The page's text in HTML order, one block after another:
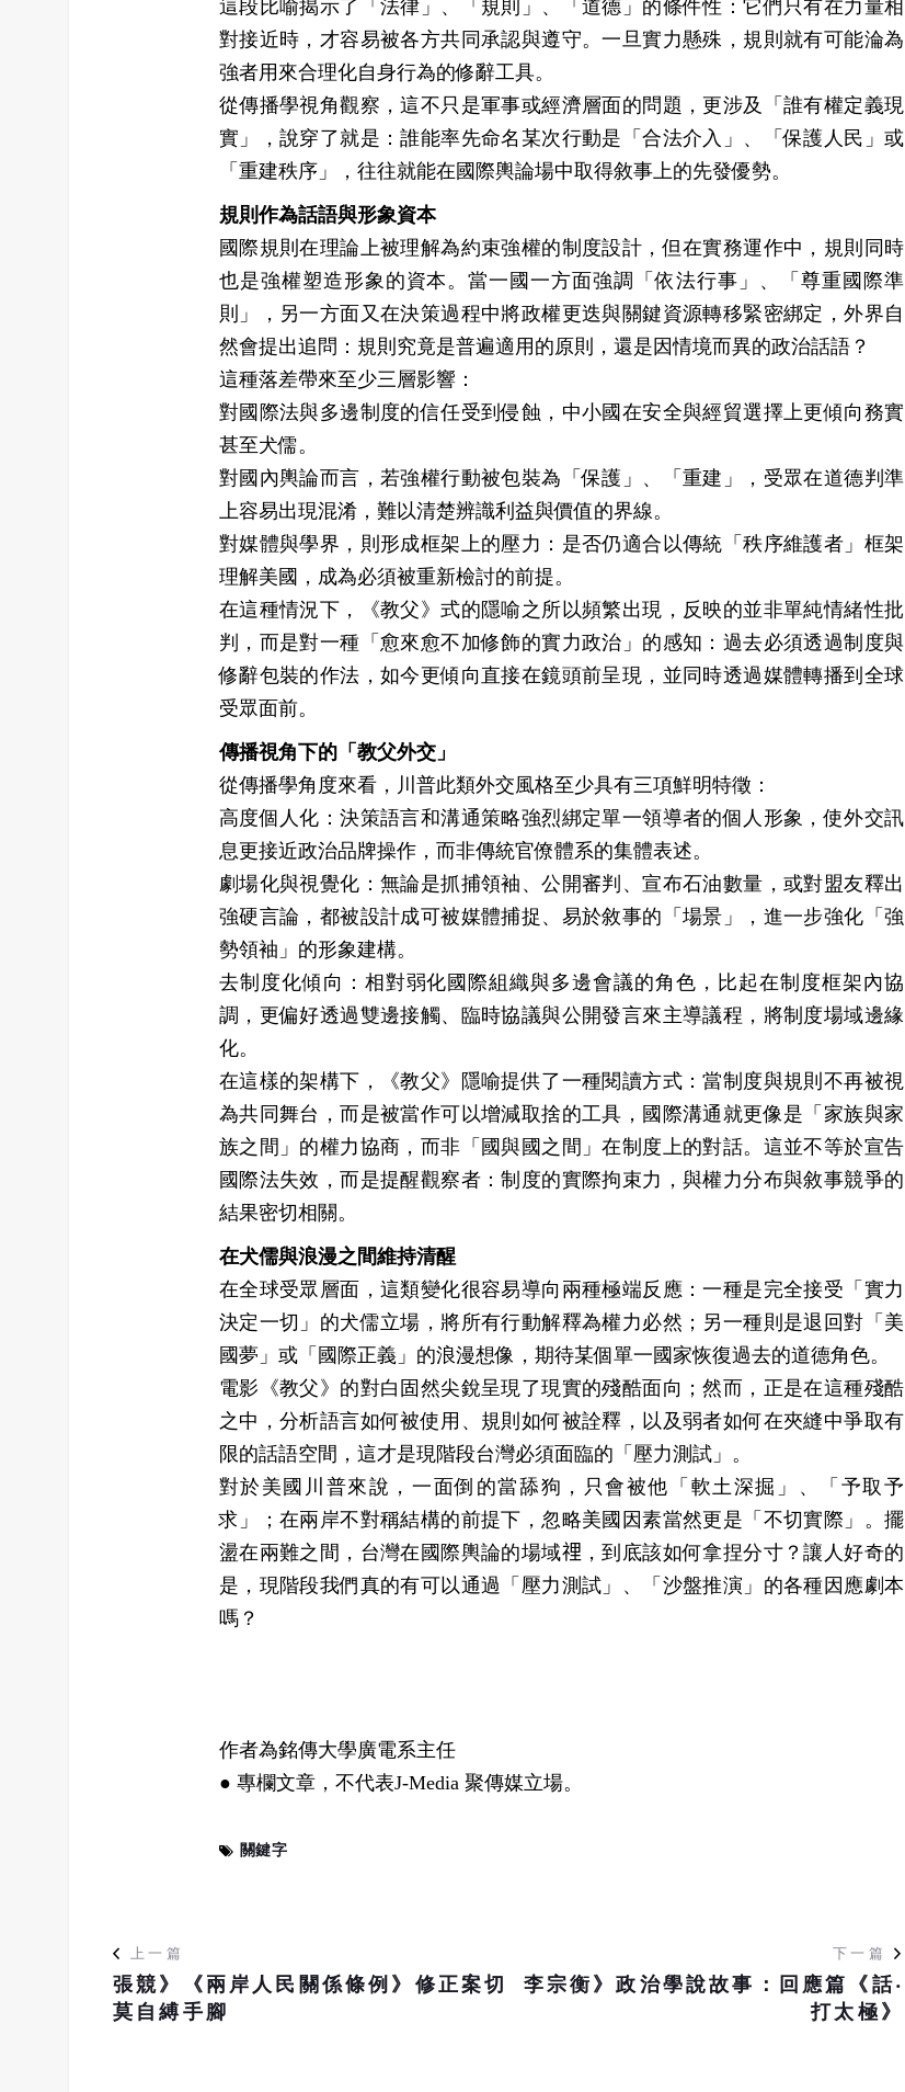
這段比喻揭示了「法律」、「規則」、「道德」的條件性：它們只有在力量相
對接近時，才容易被各方共同承認與遵守。一旦實力懸殊，規則就有可能淪為
強者用來合理化自身行為的修辭工具。
從傳播學視角觀察，這不只是軍事或經濟層面的問題，更涉及「誰有權定義現
實」，說穿了就是：誰能率先命名某次行動是「合法介入」、「保護人民」或
「重建秩序」，往往就能在國際輿論場中取得敘事上的先發優勢。
規則作為話語與形象資本
國際規則在理論上被理解為約束強權的制度設計，但在實務運作中，規則同時
也是強權塑造形象的資本。當一國一方面強調「依法行事」、「尊重國際準
則」，另一方面又在決策過程中將政權更迭與關鍵資源轉移緊密綁定，外界自
然會提出追問：規則究竟是普遍適用的原則，還是因情境而異的政治話語？
這種落差帶來至少三層影響：
對國際法與多邊制度的信任受到侵蝕，中小國在安全與經貿選擇上更傾向務實
甚至犬儒。
對國內輿論而言，若強權行動被包裝為「保護」、「重建」，受眾在道德判準
上容易出現混淆，難以清楚辨識利益與價值的界線。
對媒體與學界，則形成框架上的壓力：是否仍適合以傳統「秩序維護者」框架
理解美國，成為必須被重新檢討的前提。
在這種情況下，《教父》式的隱喻之所以頻繁出現，反映的並非單純情緒性批
判，而是對一種「愈來愈不加修飾的實力政治」的感知：過去必須透過制度與
修辭包裝的作法，如今更傾向直接在鏡頭前呈現，並同時透過媒體轉播到全球
受眾面前。
傳播視角下的「教父外交」
從傳播學角度來看，川普此類外交風格至少具有三項鮮明特徵：
高度個人化：決策語言和溝通策略強烈綁定單一領導者的個人形象，使外交訊
息更接近政治品牌操作，而非傳統官僚體系的集體表述。
劇場化與視覺化：無論是抓捕領袖、公開審判、宣布石油數量，或對盟友釋出
強硬言論，都被設計成可被媒體捕捉、易於敘事的「場景」，進一步強化「強
勢領袖」的形象建構。
去制度化傾向：相對弱化國際組織與多邊會議的角色，比起在制度框架內協
調，更偏好透過雙邊接觸、臨時協議與公開發言來主導議程，將制度場域邊緣
化。
在這樣的架構下，《教父》隱喻提供了一種閱讀方式：當制度與規則不再被視
為共同舞台，而是被當作可以增減取捨的工具，國際溝通就更像是「家族與家
族之間」的權力協商，而非「國與國之間」在制度上的對話。這並不等於宣告
國際法失效，而是提醒觀察者：制度的實際拘束力，與權力分布與敘事競爭的
結果密切相關。
在犬儒與浪漫之間維持清醒
在全球受眾層面，這類變化很容易導向兩種極端反應：一種是完全接受「實力
決定一切」的犬儒立場，將所有行動解釋為權力必然；另一種則是退回對「美
國夢」或「國際正義」的浪漫想像，期待某個單一國家恢復過去的道德角色。
電影《教父》的對白固然尖銳呈現了現實的殘酷面向；然而，正是在這種殘酷
之中，分析語言如何被使用、規則如何被詮釋，以及弱者如何在夾縫中爭取有
限的話語空間，這才是現階段台灣必須面臨的「壓力測試」。
對於美國川普來說，一面倒的當舔狗，只會被他「軟土深掘」、「予取予
求」；在兩岸不對稱結構的前提下，忽略美國因素當然更是「不切實際」。擺
盪在兩難之間，台灣在國際輿論的場域𥚃，到底該如何拿捏分寸？讓人好奇的
是，現階段我們真的有可以通過「壓力測試」、「沙盤推演」的各種因應劇本
嗎？
作者為銘傳大學廣電系主任
● 專欄文章，不代表J-Media 聚傳媒立場。
關鍵字
上一篇
張競》《兩岸人民關係條例》修正案切
莫自縛手腳
下一篇
李宗衡》政治學說故事：回應篇《話‧
打太極》